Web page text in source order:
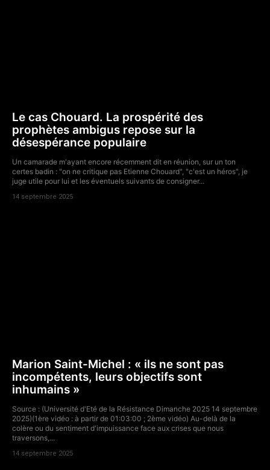
Le cas Chouard. La prospérité des
prophètes ambigus repose sur la
désespérance populaire
Un camarade m'ayant encore récemment dit en réunion, sur un ton
certes badin : "on ne critique pas Etienne Chouard", "c'est un héros", je
juge utile pour lui et les éventuels suivants de consigner...
14 septembre 2025
Marion Saint-Michel : « ils ne sont pas
incompétents, leurs objectifs sont
inhumains »
Source : (Université d'Eté de la Résistance Dimanche 2025 14 septembre
2025)(1ère vidéo : à partir de 01:03:00 ; 2ème vidéo) Au-delà de la
colère ou du sentiment d'impuissance face aux crises que nous
traversons,...
14 septembre 2025